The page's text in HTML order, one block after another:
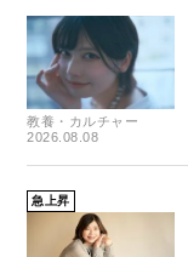
教養・カルチャー
2026.08.08
急上昇